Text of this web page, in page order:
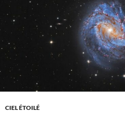
CIEL ÉTOILÉ